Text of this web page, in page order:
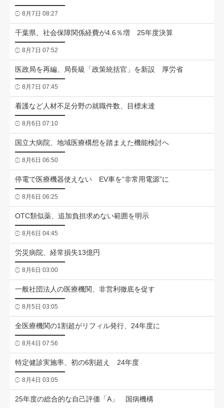
8月7日 08:27
千葉県、社会保障関係経費が4.6％増 25年度決算
8月7日 07:52
医政局を再編、局長級「政策統括官」を新設 厚労省
8月7日 07:45
看護など人材不足分野の就職件数、目標未達
8月6日 07:10
国立大病院、地域医療構想を踏まえた機能検討へ
8月6日 06:50
停電で医療機器使えない EV車を“非常用電源”に
8月6日 06:25
OTC類似薬、追加負担求めない範囲を明示
8月6日 04:45
労災病院、経常損失13億円
8月6日 03:00
一般社団法人の医療機関、非営利徹底を促す
8月5日 03:05
全医療機関の1割超がリフィル発行、24年度に
8月4日 07:56
特定健診実施率、初の6割超え 24年度
8月4日 03:05
25年度の総合的な自己評価「A」 国病機構